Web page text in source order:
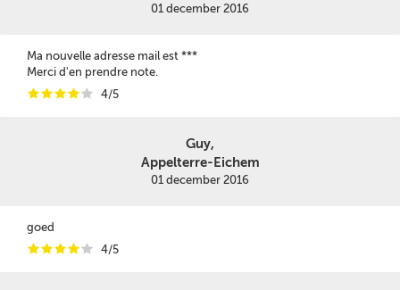
01 december 2016
Ma nouvelle adresse mail est ***
Merci d'en prendre note.
iiiii 4/5
Guy,
Appelterre-Eichem
01 december 2016
goed
iiiii 4/5